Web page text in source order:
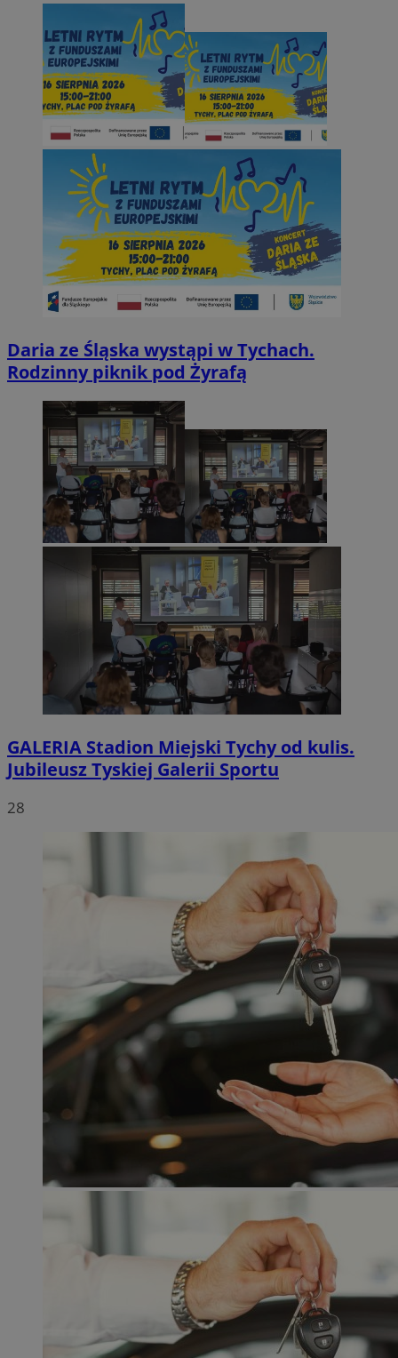
Daria ze Śląska wystąpi w Tychach.
Rodzinny piknik pod Żyrafą
GALERIA Stadion Miejski Tychy od kulis.
Jubileusz Tyskiej Galerii Sportu
28